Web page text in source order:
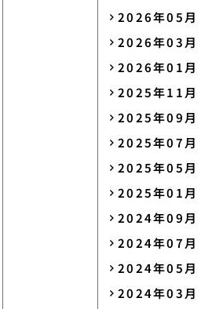
2026年05月
2026年03月
2026年01月
2025年11月
2025年09月
2025年07月
2025年05月
2025年01月
2024年09月
2024年07月
2024年05月
2024年03月